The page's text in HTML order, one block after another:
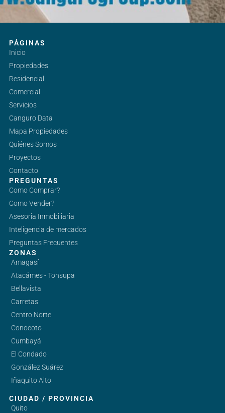
PÁGINAS
Inicio
Propiedades
Residencial
Comercial
Servicios
Canguro Data
Mapa Propiedades
Quiénes Somos
Proyectos
Contacto
PREGUNTAS
Como Comprar?
Como Vender?
Asesoria Inmobiliaria
Inteligencia de mercados
Preguntas Frecuentes
ZONAS
Amagasí
Atacámes - Tonsupa
Bellavista
Carretas
Centro Norte
Conocoto
Cumbayá
El Condado
González Suárez
Iñaquito Alto
CIUDAD / PROVINCIA
Quito